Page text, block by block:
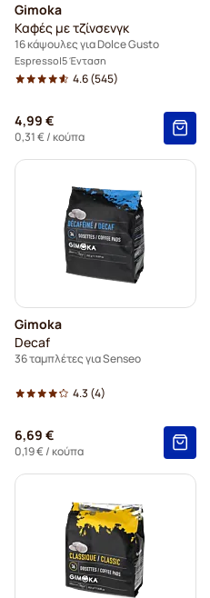
Gimoka
Καφές με τζίνσενγκ
16 κάψουλες για Dolce Gusto
Espresso 5 Ένταση
4.6(545)
4,99 €
0,31 €/ κούπα
Gimoka
Decaf
36 ταμπλέτες για Senseo
4.3 (4)
6,69 €
0,19 €/ κούπα